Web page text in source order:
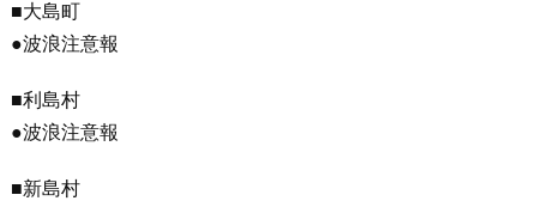
■大島町
●波浪注意報
■利島村
●波浪注意報
■新島村